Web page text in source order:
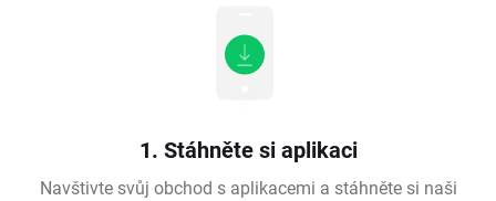
1. Stáhněte si aplikaci
Navštivte svůj obchod s aplikacemi a stáhněte si naši